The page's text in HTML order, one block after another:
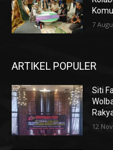
7
ARTIKEL POPULER
Siti
12